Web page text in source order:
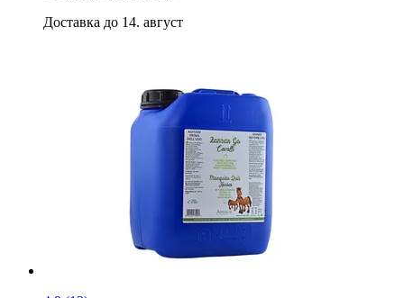
Доставка до 14. август